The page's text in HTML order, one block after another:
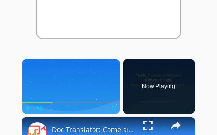
×
Play Unmute Fullscreen
Now Playing
×
Doc Translator: Come si usa il traduttore di documenti?